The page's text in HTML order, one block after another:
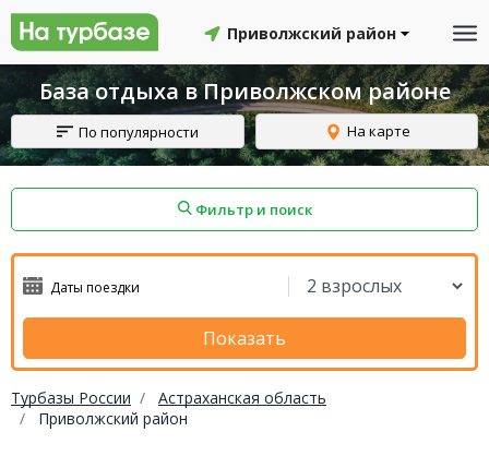
Приволжский район
База отдыха в Приволжском районе
По популярности На карте
Фильтр и поиск
Показать
Турбазы России
Астраханская область
Приволжский район
Смоленский район Топчихинский район